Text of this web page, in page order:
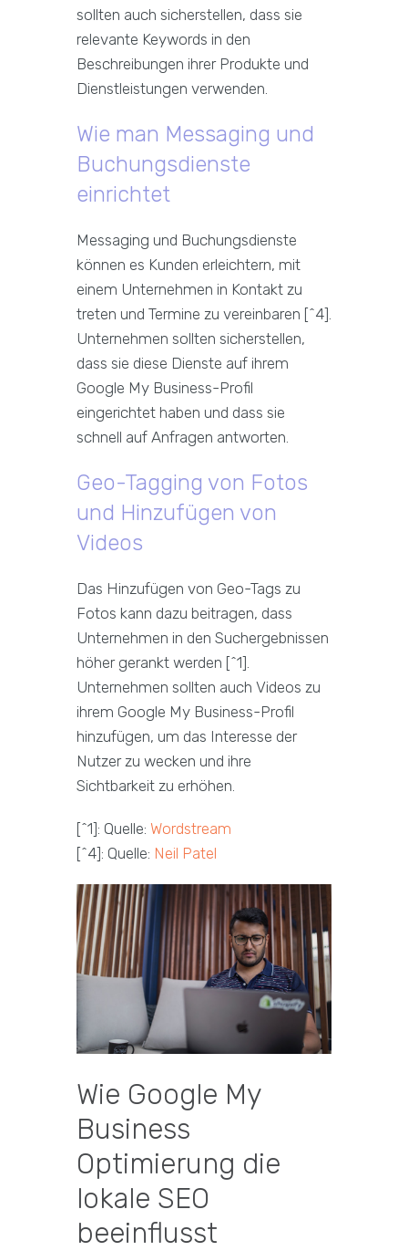
sollten auch sicherstellen, dass sie
relevante Keywords in den
Beschreibungen ihrer Produkte und
Dienstleistungen verwenden.
Wie man Messaging und
Buchungsdienste
einrichtet
Messaging und Buchungsdienste
können es Kunden erleichtern, mit
einem Unternehmen in Kontakt zu
treten und Termine zu vereinbaren [^4].
Unternehmen sollten sicherstellen,
dass sie diese Dienste auf ihrem
Google My Business-Profil
eingerichtet haben und dass sie
schnell auf Anfragen antworten.
Geo-Tagging von Fotos
und Hinzufügen von
Videos
Das Hinzufügen von Geo-Tags zu
Fotos kann dazu beitragen, dass
Unternehmen in den Suchergebnissen
höher gerankt werden [^1].
Unternehmen sollten auch Videos zu
ihrem Google My Business-Profil
hinzufügen, um das Interesse der
Nutzer zu wecken und ihre
Sichtbarkeit zu erhöhen.
[^1]: Quelle: Wordstream
[^4]: Quelle: Neil Patel
Wie Google My
Business
Optimierung die
lokale SEO
beeinflusst